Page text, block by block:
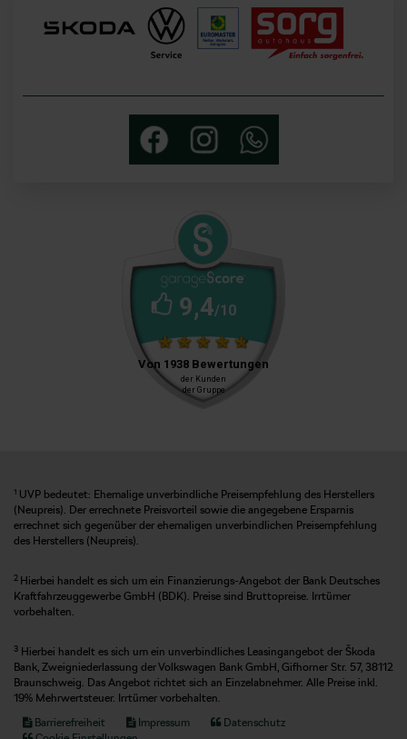
1 UVP bedeutet: Ehemalige unverbindliche Preisempfehlung des Herstellers
(Neupreis). Der errechnete Preisvorteil sowie die angegebene Ersparnis
errechnet sich gegenüber der ehemaligen unverbindlichen Preisempfehlung
des Herstellers (Neupreis).
2 Hierbei handelt es sich um ein Finanzierungs-Angebot der Bank Deutsches
Kraftfahrzeuggewerbe GmbH (BDK). Preise sind Bruttopreise. Irrtümer
vorbehalten.
3 Hierbei handelt es sich um ein unverbindliches Leasingangebot der Škoda
Bank, Zweigniederlassung der Volkswagen Bank GmbH, Gifhorner Str. 57, 38112
Braunschweig. Das Angebot richtet sich an Einzelabnehmer. Alle Preise inkl.
19% Mehrwertsteuer. Irrtümer vorbehalten.
Barrierefreiheit
Impressum
Datenschutz